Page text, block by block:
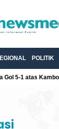
POLITIK
Gol 5-1 atas